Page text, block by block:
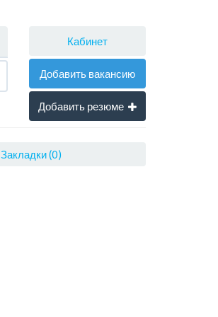
Кабинет
Добавить вакансию
Добавить резюме
Закладки (0)